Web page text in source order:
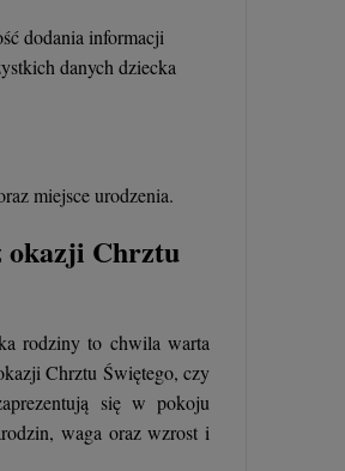
dodania informacji
danych dziecka
miejsce urodzenia.
okazji Chrztu
rodziny to chwila warta
Chrztu Świętego, czy
się w pokoju
waga oraz wzrost i